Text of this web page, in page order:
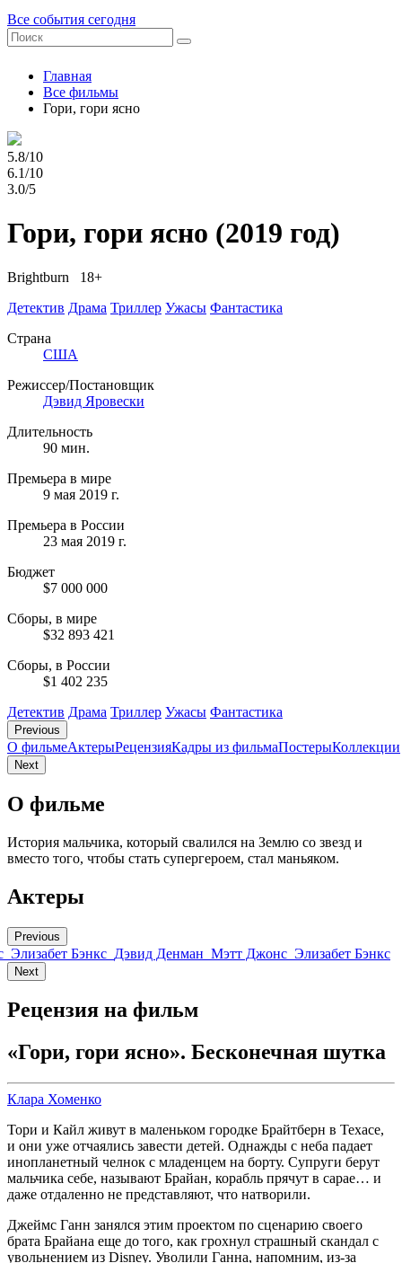
Все события сегодня
Главная
Все фильмы
Гори, гори ясно
5.8/10
6.1/10
3.0/5
Гори, гори ясно (2019 год)
Brightburn 18+
Детектив Драма Триллер Ужасы Фантастика
Страна
США
Режиссер/Постановщик
Дэвид Яровески
Длительность
90 мин.
Премьера в мире
9 мая 2019 г.
Премьера в России
23 мая 2019 г.
Бюджет
$7 000 000
Сборы, в мире
$32 893 421
Сборы, в России
$1 402 235
Детектив Драма Триллер Ужасы Фантастика
Previous
О фильмеАктерыРецензияКадры из фильмaПостерыКоллекции
Next
О фильме
История мальчика, который свалился на Землю со звезд и
вместо того, чтобы стать супергероем, стал маньяком.
Актеры
Previous
Элизабет Бэнкс Дэвид Денман Мэтт Джонс Элизабет Бэнкс
Next
Рецензия на фильм
«Гори, гори ясно». Бесконечная шутка
Клара Хоменко
Тори и Кайл живут в маленьком городке Брайтберн в Техасе,
и они уже отчаялись завести детей. Однажды с неба падает
инопланетный челнок с младенцем на борту. Супруги берут
мальчика себе, называют Брайан, корабль прячут в сарае… и
даже отдаленно не представляют, что натворили.
Джеймс Ганн занялся этим проектом по сценарию своего
брата Брайана еще до того, как грохнул страшный скандал с
увольнением из Disney. Уволили Ганна, напомним, из-за